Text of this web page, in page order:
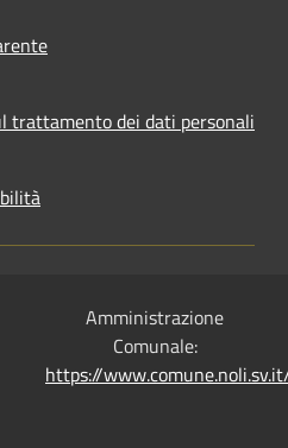
trattamento dei dati personali
Amministrazione
Comunale:
https://